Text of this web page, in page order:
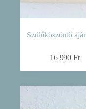
Szülőköszöntő
16 990 Ft